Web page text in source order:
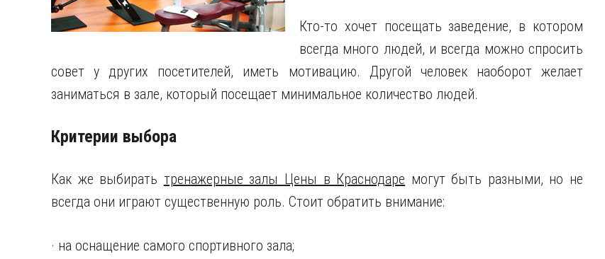
Кто-то хочет посещать заведение, в котором
всегда много людей, и всегда можно спросить
совет у других посетителей, иметь мотивацию. Другой человек наоборот желает
заниматься в зале, который посещает минимальное количество людей.
Критерии выбора
Как же выбирать тренажерные залы Цены в Краснодаре могут быть разными, но не
всегда они играют существенную роль. Стоит обратить внимание:
· на оснащение самого спортивного зала;